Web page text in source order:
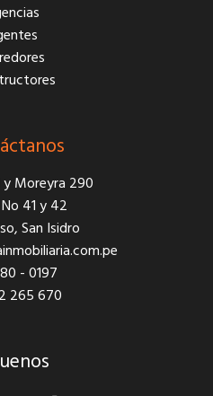
y Moreyra 290
41 y 42
San Isidro
- 0197
265 670